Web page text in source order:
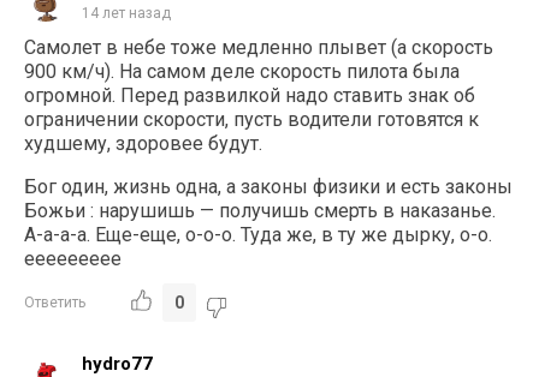
14 лет назад
Самолет в небе тоже медленно плывет (а скорость
900 км/ч). На самом деле скорость пилота была
огромной. Перед развилкой надо ставить знак об
ограничении скорости, пусть водители готовятся к
худшему, здоровее будут.
Бог один, жизнь одна, а законы физики и есть законы
Божьи : нарушишь — получишь смерть в наказанье.
А-а-а-а. Еще-еще, о-о-о. Туда же, в ту же дырку, о-о.
еееееееее
Ответить 0
hydro77